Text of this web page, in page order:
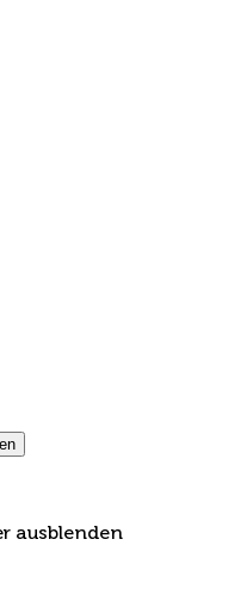
ausblenden